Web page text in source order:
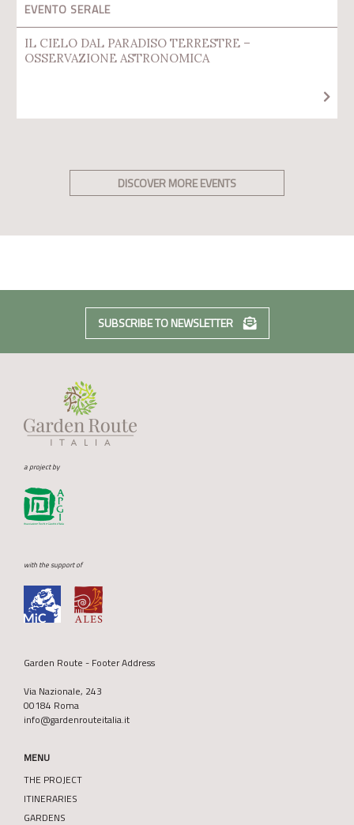
EVENTO SERALE
IL CIELO DAL PARADISO TERRESTRE –
OSSERVAZIONE ASTRONOMICA
DISCOVER MORE EVENTS
SUBSCRIBE TO NEWSLETTER
a project by
with the support of
Garden Route - Footer Address
Via Nazionale, 243
00184 Roma
info@gardenrouteitalia.it
MENU
THE PROJECT
ITINERARIES
GARDENS